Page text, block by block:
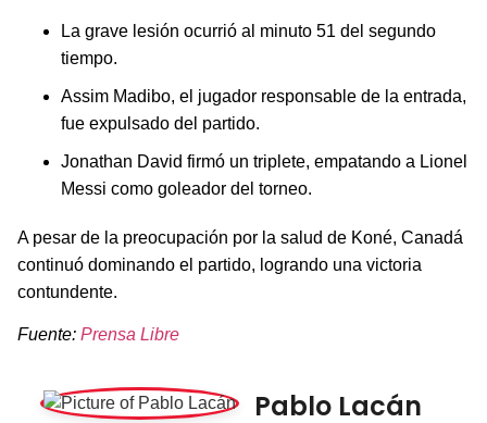
La grave lesión ocurrió al minuto 51 del segundo
tiempo.
Assim Madibo, el jugador responsable de la entrada,
fue expulsado del partido.
Jonathan David firmó un triplete, empatando a Lionel
Messi como goleador del torneo.
A pesar de la preocupación por la salud de Koné, Canadá
continuó dominando el partido, logrando una victoria
contundente.
Fuente: Prensa Libre
Pablo Lacán